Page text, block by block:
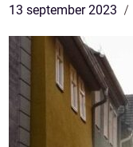
13 september 2023